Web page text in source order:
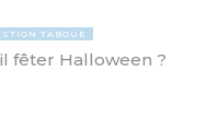
TABOUE
fêter Halloween ?